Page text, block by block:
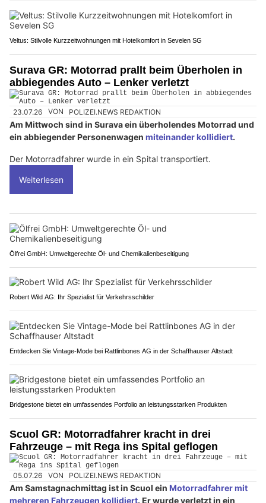
Veltus: Stilvolle Kurzzeitwohnungen mit Hotelkomfort in Sevelen SG
Surava GR: Motorrad prallt beim Überholen in
abbiegendes Auto – Lenker verletzt
23.07.26 VON POLIZEI.NEWS REDAKTION
Am Mittwoch sind in Surava ein überholendes Motorrad und
ein abbiegender Personenwagen miteinander kollidiert.
Der Motorradfahrer wurde in ein Spital transportiert.
Weiterlesen
Ölfrei GmbH: Umweltgerechte Öl- und Chemikalienbeseitigung
Robert Wild AG: Ihr Spezialist für Verkehrsschilder
Entdecken Sie Vintage-Mode bei Rattlinbones AG in der Schaffhauser Altstadt
Bridgestone bietet ein umfassendes Portfolio an leistungsstarken Produkten
Scuol GR: Motorradfahrer kracht in drei
Fahrzeuge – mit Rega ins Spital geflogen
05.07.26 VON POLIZEI.NEWS REDAKTION
Am Samstagnachmittag ist in Scuol ein Motorradfahrer mit
mehreren Fahrzeugen kollidiert. Er wurde verletzt in ein